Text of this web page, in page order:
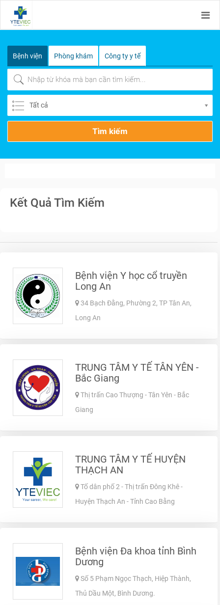
Bệnh viện Phòng khám Công ty y tế
Tất cả
Tìm kiếm
Kết Quả Tìm Kiếm
Bệnh viện Y học cổ truyền
Long An
34 Bạch Đằng, Phường 2, TP Tân An,
Long An
TRUNG TÂM Y TẾ TÂN YÊN -
Bắc Giang
Thị trấn Cao Thượng - Tân Yên - Bắc
Giang
TRUNG TÂM Y TẾ HUYỆN
THẠCH AN
Tố dân phố 2 - Thị trấn Đông Khê -
Huyện Thạch An - Tỉnh Cao Bằng
Bệnh viện Đa khoa tỉnh Bình
Dương
Số 5 Phạm Ngọc Thạch, Hiệp Thành,
Thủ Dầu Một, Bình Dương.